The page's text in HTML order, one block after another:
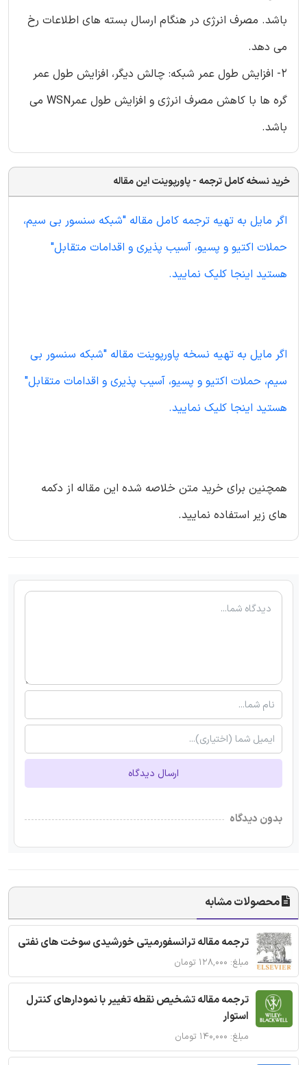
باشد. مصرف انرژی در هنگام ارسال بسته های اطلاعات رخ
می دهد.
2- افزایش طول عمر شبکه: چالش دیگر، افزایش طول عمر
گره ها با کاهش مصرف انرژی و افزایش طول عمرWSN می
باشد.
خرید نسخه کامل ترجمه - پاورپوینت این مقاله
اگر مایل به تهیه ترجمه کامل مقاله "شبکه سنسور بی سیم،
حملات اکتیو و پسیو، آسیب پذیری و اقدامات متقابل"
هستید اینجا کلیک نمایید.
اگر مایل به تهیه نسخه پاورپوینت مقاله "شبکه سنسور بی
سیم، حملات اکتیو و پسیو، آسیب پذیری و اقدامات متقابل"
هستید اینجا کلیک نمایید.
همچنین برای خرید متن خلاصه شده این مقاله از دکمه
های زیر استفاده نمایید.
ارسال دیدگاه
بدون دیدگاه
محصولات مشابه
ترجمه مقاله ترانسفورمیتی خورشیدی سوخت های نفتی
مبلغ: ۱۲۸,۰۰۰ تومان
ترجمه مقاله تشخیص نقطه تغییر با نمودارهای کنترل
استوار
مبلغ: ۱۴۰,۰۰۰ تومان